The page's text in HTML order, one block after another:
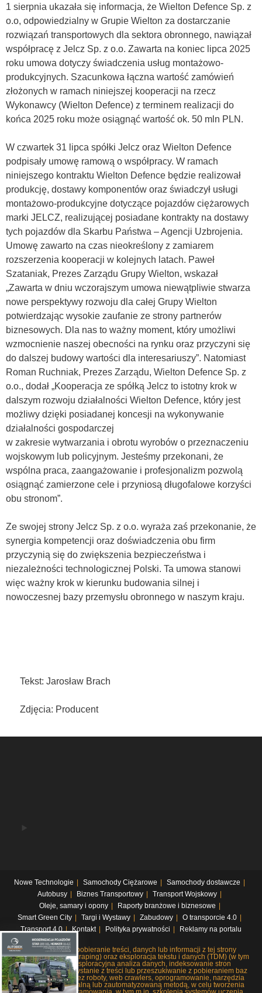
1 sierpnia ukazała się informacja, że Wielton Defence Sp. z
o.o, odpowiedzialny w Grupie Wielton za dostarczanie
rozwiązań transportowych dla sektora obronnego, nawiązał
współpracę z Jelcz Sp. z o.o. Zawarta na koniec lipca 2025
roku umowa dotyczy świadczenia usług montażowo-
produkcyjnych. Szacunkowa łączna wartość zamówień
złożonych w ramach niniejszej kooperacji na rzecz
Wykonawcy (Wielton Defence) z terminem realizacji do
końca 2025 roku może osiągnąć wartość ok. 50 mln PLN.
W czwartek 31 lipca spółki Jelcz oraz Wielton Defence
podpisały umowę ramową o współpracy. W ramach
niniejszego kontraktu Wielton Defence będzie realizował
produkcję, dostawy komponentów oraz świadczył usługi
montażowo-produkcyjne dotyczące pojazdów ciężarowych
marki JELCZ, realizującej posiadane kontrakty na dostawy
tych pojazdów dla Skarbu Państwa – Agencji Uzbrojenia.
Umowę zawarto na czas nieokreślony z zamiarem
rozszerzenia kooperacji w kolejnych latach. Paweł
Szataniak, Prezes Zarządu Grupy Wielton, wskazał
„Zawarta w dniu wczorajszym umowa niewątpliwie stwarza
nowe perspektywy rozwoju dla całej Grupy Wielton
potwierdzając wysokie zaufanie ze strony partnerów
biznesowych. Dla nas to ważny moment, który umożliwi
wzmocnienie naszej obecności na rynku oraz przyczyni się
do dalszej budowy wartości dla interesariuszy”. Natomiast
Roman Ruchniak, Prezes Zarządu, Wielton Defence Sp. z
o.o., dodał „Kooperacja ze spółką Jelcz to istotny krok w
dalszym rozwoju działalności Wielton Defence, który jest
możliwy dzięki posiadanej koncesji na wykonywanie
działalności gospodarczej
w zakresie wytwarzania i obrotu wyrobów o przeznaczeniu
wojskowym lub policyjnym. Jesteśmy przekonani, że
wspólna praca, zaangażowanie i profesjonalizm pozwolą
osiągnąć zamierzone cele i przyniosą długofalowe korzyści
obu stronom”.
Ze swojej strony Jelcz Sp. z o.o. wyraża zaś przekonanie, że
synergia kompetencji oraz doświadczenia obu firm
przyczynią się do zwiększenia bezpieczeństwa i
niezależności technologicznej Polski. Ta umowa stanowi
więc ważny krok w kierunku budowania silnej i
nowoczesnej bazy przemysłu obronnego w naszym kraju.
Tekst: Jarosław Brach
Zdjęcia: Producent
Nowe Technologie Samochody Ciężarowe
Samochody dostawcze
Autobusy
Biznes Transportowy
Transport Wojskowy
Oleje, samary i opony
Raporty branżowe i biznesowe
Smart Green City
Targi i Wystawy Zabudowy
O transporcie 4.0
Transport 4.0
Kontakt Polityka prywatności Reklamy na portalu
Systematyczne pobieranie treści, danych lub informacji z tej strony
internetowej (web scraping) oraz eksploracja tekstu i danych (TDM) (w tym
pobieranie i eksploracyjna analiza danych, indeksowanie stron
internetowych, korzystanie z treści lub przeszukiwanie z pobieraniem baz
danych), czy to przez roboty, web crawlers, oprogramowanie, narzędzia
lub dowolną manualną lub zautomatyzowaną metodą, w celu tworzenia